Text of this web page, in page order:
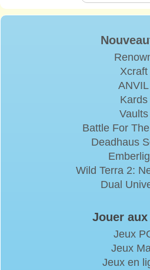
Xcraft
ANVIL
Kards
Vaults
Battle For
Deadhaus
Wild Terra 2:
Dual
Jouer
Jeux
Jeux
Jeux en